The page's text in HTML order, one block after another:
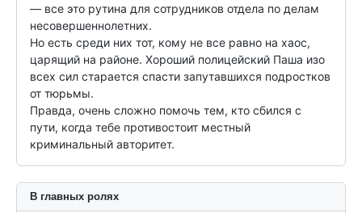
— все это рутина для сотрудников отдела по делам
несовершеннолетних.
Но есть среди них тот, кому не все равно на хаос,
царящий на районе. Хороший полицейский Паша изо
всех сил старается спасти запутавшихся подростков
от тюрьмы.
Правда, очень сложно помочь тем, кто сбился с
пути, когда тебе противостоит местный
криминальный авторитет.
В главных ролях